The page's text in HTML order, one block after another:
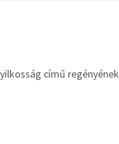
című regényének